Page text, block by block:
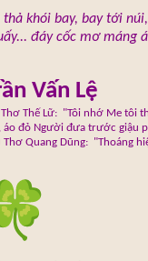
thả khói bay, bay tới
đáy cốc mơ máng
Vấn Lệ
Thế Lữ: "Tôi nhớ Me tôi
áo đỏ Người đưa trước giậu
Thơ Quang Dũng: "Thoáng